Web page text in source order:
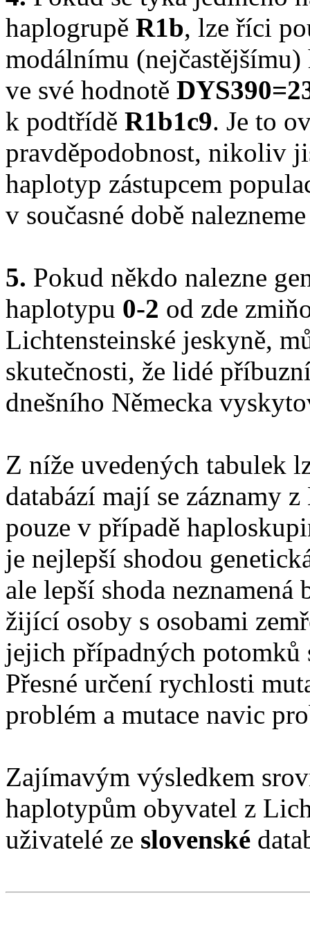
haplogrupě R1b, lze říci
modálnímu
ve své hodnotě
k podtřídě R1b1c9. Je to
pravděpodobnost, nikoliv
haplotyp zástupcem
v současné době
5. Pokud někdo nalezne
haplotypu 0-2 od zde
Lichtensteinské jeskyně,
skutečnosti, že lidé
dnešního Německa
Z níže uvedených tabulek
databází mají se záznamy
pouze v případě
je nejlepší shodou
ale lepší shoda
žijící osoby s osobami
jejich případných potomků
Přesné určení rychlosti
problém a mutace navic
Zajímavým výsledkem
haplotypům obyvatel z
uživatelé ze slovenské